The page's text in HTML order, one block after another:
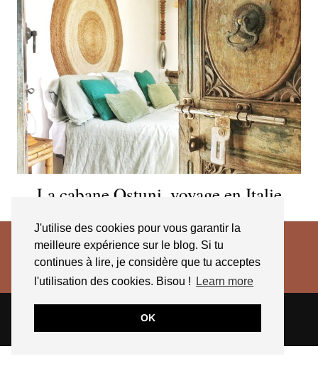
J'utilise des cookies pour vous garantir la
meilleure expérience sur le blog. Si tu
continues à lire, je considère que tu acceptes
l'utilisation des cookies. Bisou !
Learn more
OK
La cabane Ostuni, voyage en Italie
THEME CREATED BYpipdig